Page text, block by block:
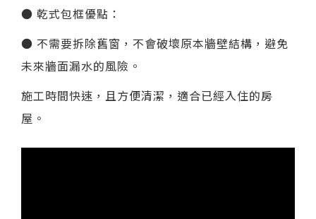
● 乾式包框優點：
● 不需要拆除舊窗，不會破壞原本牆壁結構，避免
未來牆面漏水的風險。
施工時間快速，且方便清潔，適合已經入住的房
屋。